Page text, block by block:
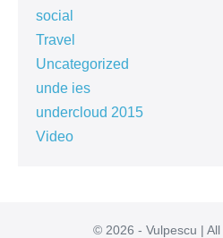
social
Travel
Uncategorized
unde ies
undercloud 2015
Video
© 2026 - Vulpescu |